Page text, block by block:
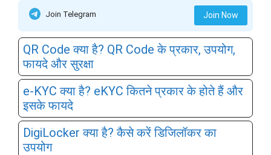
Join Telegram Join Now
QR Code क्या है? QR Code के प्रकार, उपयोग,
फायदे और सुरक्षा
e-KYC क्या है? eKYC कितने प्रकार के होते हैं और
इसके फायदे
DigiLocker क्या है? कैसे करें डिजिलॉकर का
उपयोग